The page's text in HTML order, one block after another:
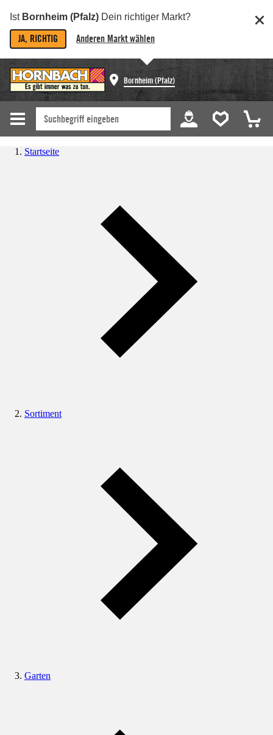
Ist Bornheim (Pfalz) Dein richtiger Markt?
JA, RICHTIG Anderen Markt wählen
Bornheim (Pfalz)
Startseite
Sortiment
Garten